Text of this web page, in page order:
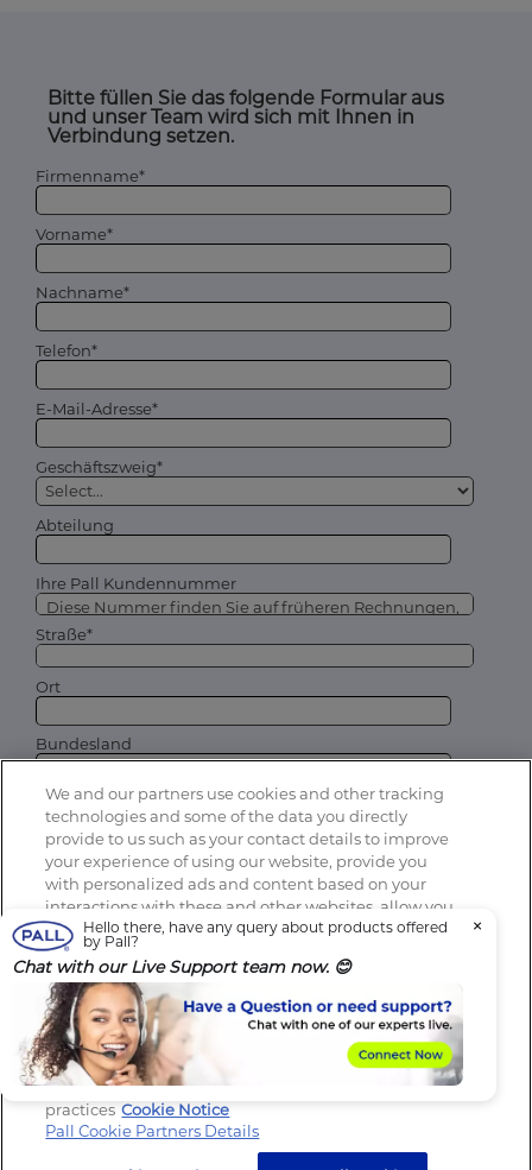
Bitte füllen Sie das folgende Formular aus
und unser Team wird sich mit Ihnen in
Verbindung setzen.
Firmenname*
Vorname*
Nachname*
Telefon*
E-Mail-Adresse*
Geschäftszweig*
Abteilung
Ihre Pall Kundennummer
Straße*
Ort
Bundesland
Postleitzahl*
Land*
Ich möchte per E-Mail oder Telefon weitere
Informationen über die Produkte und
Dienstleistungen von Pall sowie verwandte Produkte
und Dienstleistungen von verwandten Unternehmen
von Pall erhalten.
Durch Klicken auf die Schaltfläche Senden bestätige ich,
dass ich die
Nutzungsbedingungen
und
die
Datenschutzerklärung
gelesen habe und damit
einverstanden bin.
Senden
Hello there, have any query about products offered
by Pall?
Chat with our Live Support team now. 😊
×
We and our partners use cookies and other tracking
technologies and some of the data you directly
provide to us such as your contact details to improve
your experience of using our website, provide you
with personalized ads and content based on your
interactions with these and other websites, allow you
to share content on social media, to perform analytics
and measure the effectiveness of our advertising
campaigns. By clicking “Accept All Cookies”, you
consent to this and to the sharing of this data with our
partners (find the link below). You can change your
consent preferences at any time in the “Cookie
Settings” section at the bottom of our website. Review
our Cookie Notice to learn more about our
practices Cookie Notice
Pall Cookie Partners Details